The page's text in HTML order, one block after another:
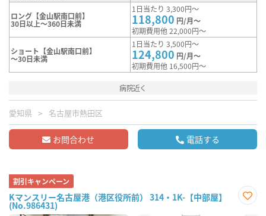
ロング【金山駅南口前】
30日以上～360日未満
1日当たり 3,300円～
118,800 円/月～
初期費用他 22,000円～
ショート【金山駅南口前】
～30日未満
1日当たり 3,500円～
124,800 円/月～
初期費用他 16,500円～
病院近く
愛知県 名古屋市熱田区
お問合わせ 電話する
割引キャンペーン
Kマンスリー名古屋港（港区役所前） 314・1K-【中部屋】
(No.986431)